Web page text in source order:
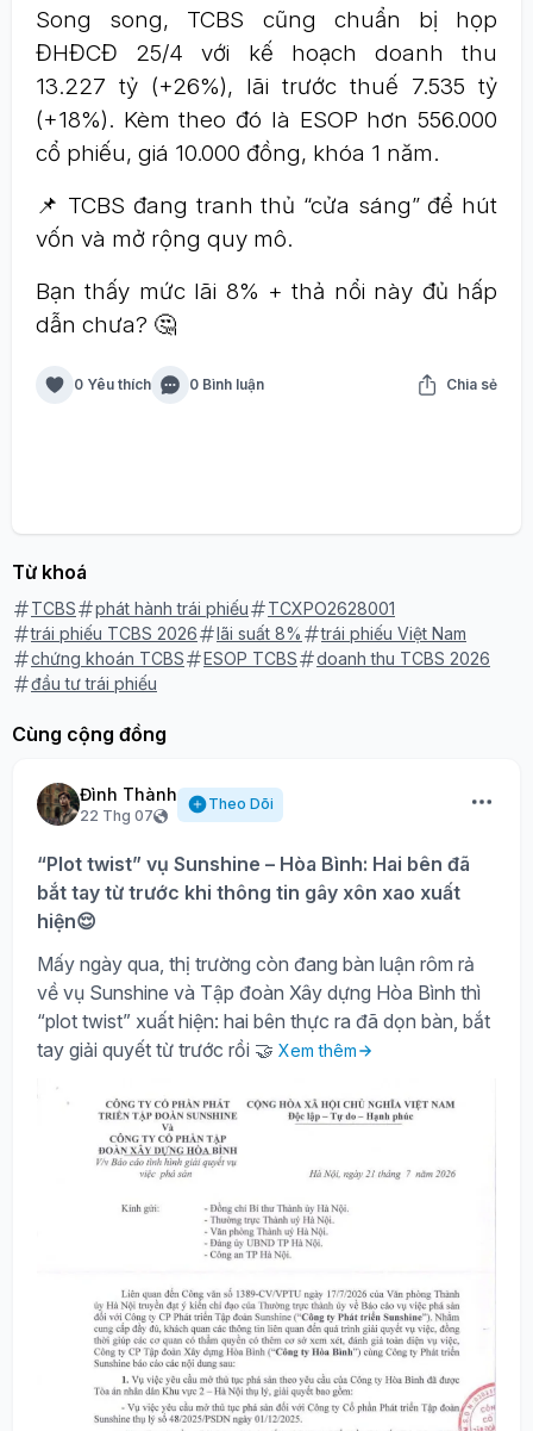
Song song, TCBS cũng chuẩn bị họp
ĐHĐCĐ 25/4 với kế hoạch doanh thu
13.227 tỷ (+26%), lãi trước thuế 7.535 tỷ
(+18%). Kèm theo đó là ESOP hơn 556.000
cổ phiếu, giá 10.000 đồng, khóa 1 năm.
📌 TCBS đang tranh thủ “cửa sáng” để hút
vốn và mở rộng quy mô.
Bạn thấy mức lãi 8% + thả nổi này đủ hấp
dẫn chưa? 🤔
0 Yêu thích 0 Bình luận Chia sẻ
Từ khoá
TCBS phát hành trái phiếu
TCXPO2628001
trái phiếu TCBS 2026
lãi suất 8%
trái phiếu Việt Nam
chứng khoán TCBS
ESOP TCBS
doanh thu TCBS 2026
đầu tư trái phiếu
Cùng cộng đồng
Đình Thành
22 Thg 07
Theo Dõi
“Plot twist” vụ Sunshine – Hòa Bình: Hai bên đã
bắt tay từ trước khi thông tin gây xôn xao xuất
hiện😌
Mấy ngày qua, thị trường còn đang bàn luận rôm rả
về vụ Sunshine và Tập đoàn Xây dựng Hòa Bình thì
“plot twist” xuất hiện: hai bên thực ra đã dọn bàn, bắt
tay giải quyết từ trước rồi 🤝 Xem thêm